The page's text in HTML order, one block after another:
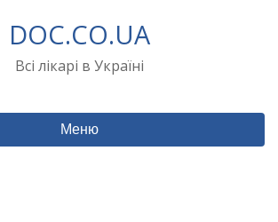
DOC.CO.UA
Всі лікарі в Україні
Меню